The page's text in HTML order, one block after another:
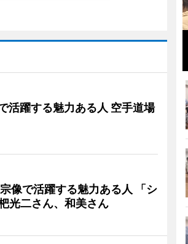
活躍する魅力ある人 空手道場
像で活躍する魅力ある人 「シ
光二さん、和美さん